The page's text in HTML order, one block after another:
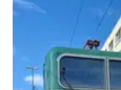
Bahnhöfe (L
Lehrte